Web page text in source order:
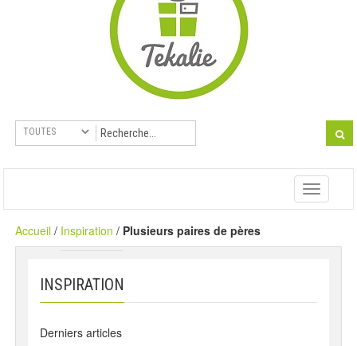
Toggle
Accueil / Inspiration / Plusieurs paires de pères
INSPIRATION
Derniers articles